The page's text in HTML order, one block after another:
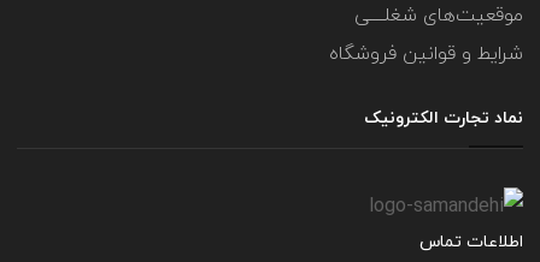
موقعیت‌های شغلــــی
شرایط و قوانین فروشگاه
نماد تجارت الکترونیک
اطلاعات تماس